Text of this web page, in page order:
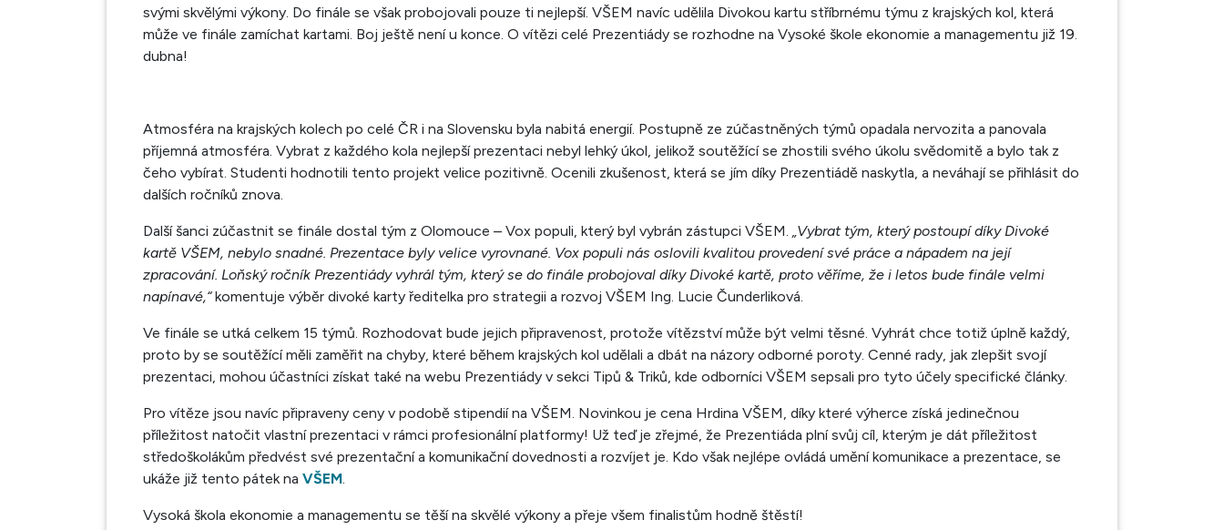
svými skvělými výkony. Do finále se však probojovali pouze ti nejlepší. VŠEM navíc udělila Divokou kartu stříbrnému týmu z krajských kol, která
může ve finále zamíchat kartami. Boj ještě není u konce. O vítězi celé Prezentiády se rozhodne na Vysoké škole ekonomie a managementu již 19.
dubna!
Atmosféra na krajských kolech po celé ČR i na Slovensku byla nabitá energií. Postupně ze zúčastněných týmů opadala nervozita a panovala
příjemná atmosféra. Vybrat z každého kola nejlepší prezentaci nebyl lehký úkol, jelikož soutěžící se zhostili svého úkolu svědomitě a bylo tak z
čeho vybírat. Studenti hodnotili tento projekt velice pozitivně. Ocenili zkušenost, která se jím díky Prezentiádě naskytla, a neváhají se přihlásit do
dalších ročníků znova.
Další šanci zúčastnit se finále dostal tým z Olomouce – Vox populi, který byl vybrán zástupci VŠEM. „Vybrat tým, který postoupí díky Divoké
kartě VŠEM, nebylo snadné. Prezentace byly velice vyrovnané. Vox populi nás oslovili kvalitou provedení své práce a nápadem na její
zpracování. Loňský ročník Prezentiády vyhrál tým, který se do finále probojoval díky Divoké kartě, proto věříme, že i letos bude finále velmi
napínavé,“komentuje výběr divoké karty ředitelka pro strategii a rozvoj VŠEM Ing. Lucie Čunderliková.
Ve finále se utká celkem 15 týmů. Rozhodovat bude jejich připravenost, protože vítězství může být velmi těsné. Vyhrát chce totiž úplně každý,
proto by se soutěžící měli zaměřit na chyby, které během krajských kol udělali a dbát na názory odborné poroty. Cenné rady, jak zlepšit svojí
prezentaci, mohou účastníci získat také na webu Prezentiády v sekci Tipů & Triků, kde odborníci VŠEM sepsali pro tyto účely specifické články.
Pro vítěze jsou navíc připraveny ceny v podobě stipendií na VŠEM. Novinkou je cena Hrdina VŠEM, díky které výherce získá jedinečnou
příležitost natočit vlastní prezentaci v rámci profesionální platformy! Už teď je zřejmé, že Prezentiáda plní svůj cíl, kterým je dát příležitost
středoškolákům předvést své prezentační a komunikační dovednosti a rozvíjet je. Kdo však nejlépe ovládá umění komunikace a prezentace, se
ukáže již tento pátek na VŠEM.
Vysoká škola ekonomie a managementu se těší na skvělé výkony a přeje všem finalistům hodně štěstí!